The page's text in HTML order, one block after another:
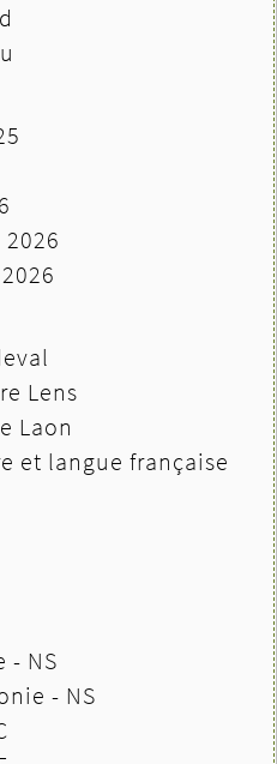
Lens
Laon
et langue française
- NS
- NS